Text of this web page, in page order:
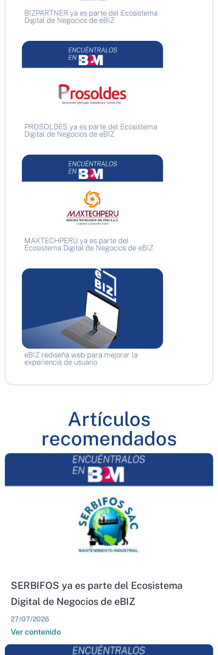
BIZPARTNER ya es parte del Ecosistema
Digital de Negocios de eBIZ
PROSOLDES ya es parte del Ecosistema
Digital de Negocios de eBIZ
MAXTECHPERU ya es parte del
Ecosistema Digital de Negocios de eBIZ
eBIZ rediseña web para mejorar la
experiencia de usuario
Artículos
recomendados
SERBIFOS ya es parte del Ecosistema
Digital de Negocios de eBIZ
27/07/2026
Ver contenido